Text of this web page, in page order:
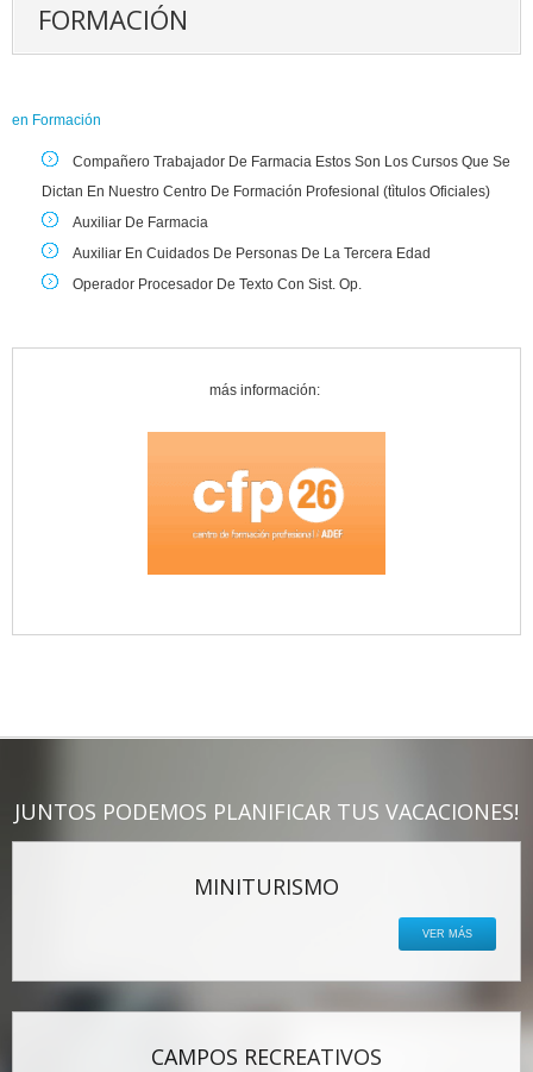
FORMACIÓN
en Formación
Compañero Trabajador De Farmacia Estos Son Los Cursos Que Se
Dictan En Nuestro Centro De Formación Profesional (tìtulos Oficiales)
Auxiliar De Farmacia
Auxiliar En Cuidados De Personas De La Tercera Edad
Operador Procesador De Texto Con Sist. Op.
más información:
JUNTOS PODEMOS PLANIFICAR TUS VACACIONES!
MINITURISMO
VER MÁS
CAMPOS RECREATIVOS